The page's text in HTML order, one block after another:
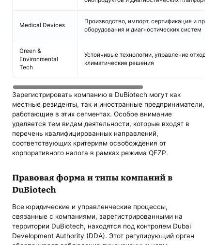
Medical Devices
Производство, импорт, сертификация и
оборудования и диагностических систем
Green &
Environmental
Tech
Устойчивые технологии, управление
климатические решения
Зарегистрировать компанию в DuBiotech могут как
местные резиденты, так и иностранные предприниматели,
работающие в этих сегментах. Особое внимание
уделяется тем видам деятельности, которые входят в
перечень квалифицированных направлений,
соответствующих критериям освобождения от
корпоративного налога в рамках режима QFZP.
Правовая форма и типы компаний в
DuBiotech
Все юридические и управленческие процессы,
связанные с компаниями, зарегистрированными на
территории DuBiotech, находятся под контролем Dubai
Development Authority (DDA). Этот регулирующий орган